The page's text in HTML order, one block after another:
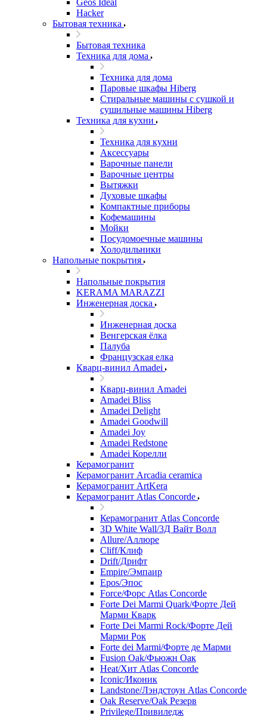
Geos Ideal
Hacker
Бытовая техника
Бытовая техника
Техника для дома
Техника для дома
Паровые шкафы Hiberg
Стиральные машины с сушкой и
сушильные машины Hiberg
Техника для кухни
Техника для кухни
Аксессуары
Варочные панели
Варочные центры
Вытяжки
Духовые шкафы
Компактные приборы
Кофемашины
Мойки
Посудомоечные машины
Холодильники
Напольные покрытия
Напольные покрытия
KERAMA MARAZZI
Инженерная доска
Инженерная доска
Венгерская ёлка
Палуба
Французская елка
Кварц-винил Amadei
Кварц-винил Amadei
Amadei Bliss
Amadei Delight
Amadei Goodwill
Amadei Joy
Amadei Redstone
Amadei Корелли
Керамогранит
Керамогранит Arcadia ceramica
Керамогранит ArtKera
Керамогранит Atlas Concorde
Керамогранит Atlas Concorde
3D White Wall/3Д Вайт Волл
Allure/Аллюрe
Cliff/Клиф
Drift/Дрифт
Empire/Эмпаир
Epos/Эпос
Force/Фoрс Atlas Concorde
Forte Dei Marmi Quark/Форте Дей
Марми Кварк
Forte Dei Marmi Rock/Форте Дей
Марми Рок
Forte dei Marmi/Форте де Марми
Fusion Oak/Фьюжн Оак
Heat/Xит Atlas Concorde
Iconic/Иконик
Landstone/Лэндстоун Atlas Concorde
Oak Reserve/Оak Резepв
Privilege/Привиледж